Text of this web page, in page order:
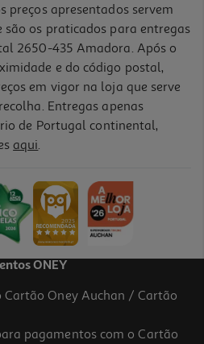
Para Tapetes 650ml
preços apresentados servem
são os praticados para entregas
2650-435 Amadora. Após o
e do código postal,
em vigor na loja que serve
Entregas apenas
de Portugal continental,
aqui.
ONEY
Oney Auchan / Cartão
pagamentos com o Cartão